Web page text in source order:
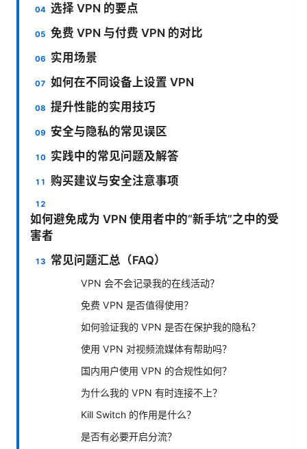
选择 VPN 的要点
免费 VPN 与付费 VPN 的对比
实用场景
如何在不同设备上设置 VPN
提升性能的实用技巧
安全与隐私的常见误区
实践中的常见问题及解答
购买建议与安全注意事项
如何避免成为 VPN 使用者中的“新手坑”之中的受
害者
常见问题汇总（FAQ）
VPN 会不会记录我的在线活动？
免费 VPN 是否值得使用？
如何验证我的 VPN 是否在保护我的隐私？
使用 VPN 对视频流媒体有帮助吗？
国内用户使用 VPN 的合规性如何？
为什么我的 VPN 有时连接不上？
Kill Switch 的作用是什么？
是否有必要开启分流？